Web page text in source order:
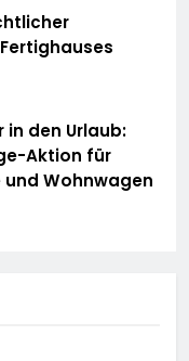
in den Urlaub:
Aktion für
Wohnwagen